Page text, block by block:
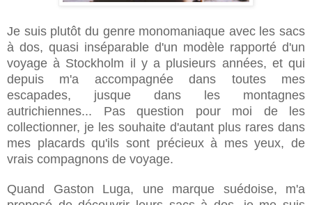
Je suis plutôt du genre monomaniaque avec les sacs
à dos, quasi inséparable d'un modèle rapporté d'un
voyage à Stockholm il y a plusieurs années, et qui
depuis m'a accompagnée dans toutes mes
escapades, jusque dans les montagnes
autrichiennes... Pas question pour moi de les
collectionner, je les souhaite d'autant plus rares dans
mes placards qu'ils sont précieux à mes yeux, de
vrais compagnons de voyage.
Quand Gaston Luga, une marque suédoise, m'a